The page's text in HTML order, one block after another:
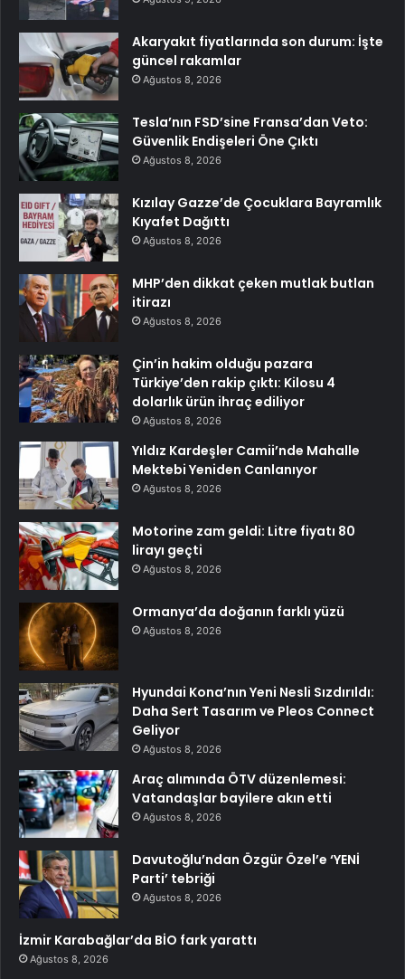
Akaryakıt fiyatlarında son durum: İşte
güncel rakamlar
Ağustos 8, 2026
Tesla’nın FSD’sine Fransa’dan Veto:
Güvenlik Endişeleri Öne Çıktı
Ağustos 8, 2026
Kızılay Gazze’de Çocuklara Bayramlık
Kıyafet Dağıttı
Ağustos 8, 2026
MHP’den dikkat çeken mutlak butlan
itirazı
Ağustos 8, 2026
Çin’in hakim olduğu pazara
Türkiye’den rakip çıktı: Kilosu 4
dolarlık ürün ihraç ediliyor
Ağustos 8, 2026
Yıldız Kardeşler Camii’nde Mahalle
Mektebi Yeniden Canlanıyor
Ağustos 8, 2026
Motorine zam geldi: Litre fiyatı 80
lirayı geçti
Ağustos 8, 2026
Ormanya’da doğanın farklı yüzü
Ağustos 8, 2026
Hyundai Kona’nın Yeni Nesli Sızdırıldı:
Daha Sert Tasarım ve Pleos Connect
Geliyor
Ağustos 8, 2026
Araç alımında ÖTV düzenlemesi:
Vatandaşlar bayilere akın etti
Ağustos 8, 2026
Davutoğlu’ndan Özgür Özel’e ‘YENİ
Parti’ tebriği
Ağustos 8, 2026
İzmir Karabağlar’da BİO fark yarattı
Ağustos 8, 2026